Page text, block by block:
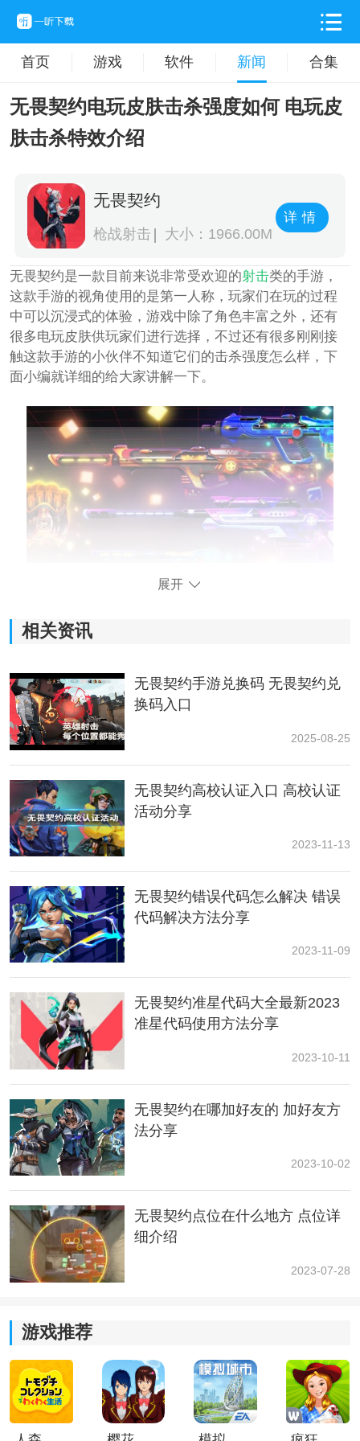
首页 游戏 软件 新闻 合集
无畏契约电玩皮肤击杀强度如何 电玩皮
肤击杀特效介绍
无畏契约
枪战射击 大小：1966.00M
详情
无畏契约是一款目前来说非常受欢迎的射击类的手游，
这款手游的视角使用的是第一人称，玩家们在玩的过程
中可以沉浸式的体验，游戏中除了角色丰富之外，还有
很多电玩皮肤供玩家们进行选择，不过还有很多刚刚接
触这款手游的小伙伴不知道它们的击杀强度怎么样，下
面小编就详细的给大家讲解一下。
在游戏当中武器的皮肤将会最大程度会影响的是玩家们
对这个皮肤的具体感受和看法，而且一款皮肤的制作，
做一些优化调整，这样的话就可以给玩家们提供最为充
足的游戏射击魅力和感受。
每一款枪械的皮肤和原皮存在较大的差异，这就会导致
玩家们在体验过皮肤之后会明显感受到与原皮的区别所
在。首先就是皮肤的携带不仅会带给玩家们最为直观的
特效展示，而且还可以听到独特的射击声音，给我们最
为直观的射击感受。
由于每款武器由于其设定种类以及玩法的不同，会导致
玩家们在操作方面是有一定的区别的。电玩系列的皮肤
拥有这款皮肤的话，还会提高自己的游戏舒适度，是也
展开
相关资讯
无畏契约手游兑换码 无畏契约兑
换码入口
2025-08-25
无畏契约高校认证入口 高校认证
活动分享
2023-11-13
无畏契约错误代码怎么解决 错误
代码解决方法分享
2023-11-09
无畏契约准星代码大全最新2023
准星代码使用方法分享
2023-10-11
无畏契约在哪加好友的 加好友方
法分享
2023-10-02
无畏契约点位在什么地方 点位详
细介绍
2023-07-28
游戏推荐